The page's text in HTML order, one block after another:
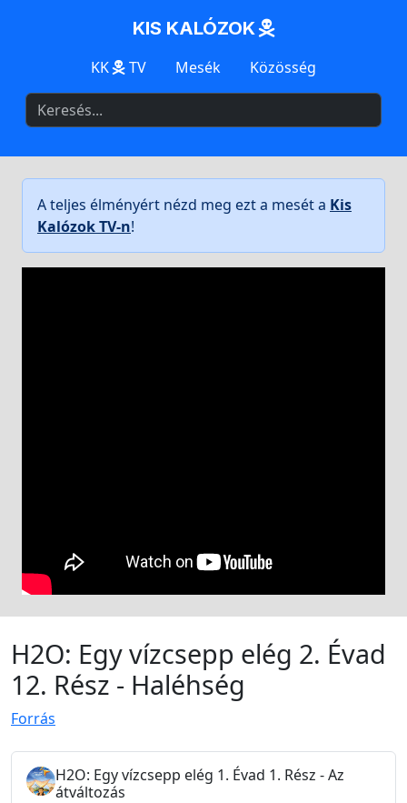
KIS KALÓZOK
KK TV Mesék Közösség
A teljes élményért nézd meg ezt a mesét a Kis
Kalózok TV-n!
H2O: Egy vízcsepp elég 2. Évad
12. Rész - Haléhség
Forrás
H2O: Egy vízcsepp elég 1. Évad 1. Rész - Az
átváltozás